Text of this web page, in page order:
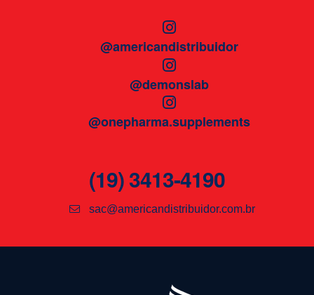
@americandistribuidor
@demonslab
@onepharma.supplements
(19) 3413-4190
sac@americandistribuidor.com.br